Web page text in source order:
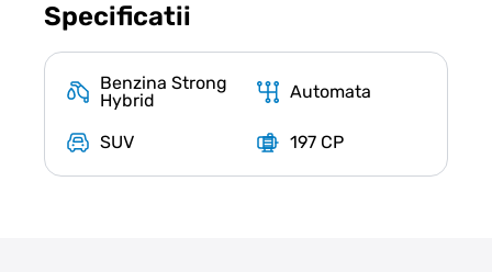
Specificatii
Benzina Strong
Hybrid
Automata
SUV 197 CP